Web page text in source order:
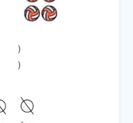
( )
( )